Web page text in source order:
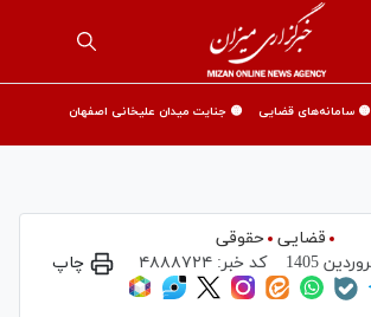
🟡 سامانه‌های قضایی 🟡 جنایت میدان علیخانی اصفهان
قضایی حقوقی
کد خبر:۴۸۸۸۷۲۴ چاپ